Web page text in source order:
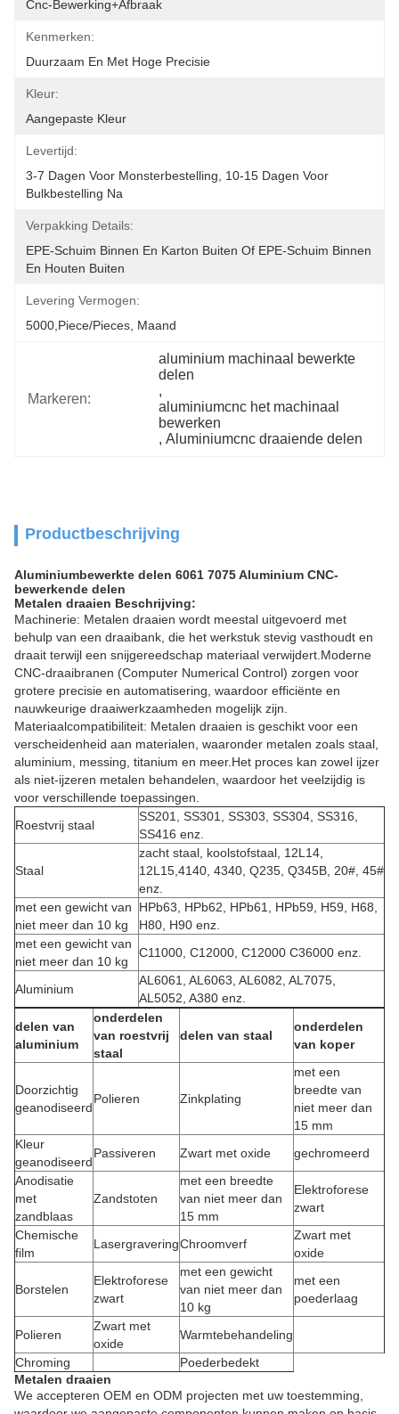
Cnc-Bewerking+afbraak
Kenmerken:
Duurzaam En Met Hoge Precisie
Kleur:
Aangepaste Kleur
Levertijd:
3-7 Dagen Voor Monsterbestelling, 10-15 Dagen Voor
Bulkbestelling Na
Verpakking Details:
EPE-Schuim Binnen En Karton Buiten Of EPE-Schuim Binnen
En Houten Buiten
Levering Vermogen:
5000,Piece/Pieces, Maand
Markeren:
aluminium machinaal bewerkte
delen
,
aluminiumcnc het machinaal
bewerken
, Aluminiumcnc draaiende delen
Productbeschrijving
Aluminiumbewerkte delen 6061 7075 Aluminium CNC-
bewerkende delen
Metalen draaien Beschrijving:
Machinerie: Metalen draaien wordt meestal uitgevoerd met
behulp van een draaibank, die het werkstuk stevig vasthoudt en
draait terwijl een snijgereedschap materiaal verwijdert.Moderne
CNC-draaibranen (Computer Numerical Control) zorgen voor
grotere precisie en automatisering, waardoor efficiënte en
nauwkeurige draaiwerkzaamheden mogelijk zijn.
Materiaalcompatibiliteit: Metalen draaien is geschikt voor een
verscheidenheid aan materialen, waaronder metalen zoals staal,
aluminium, messing, titanium en meer.Het proces kan zowel ijzer
als niet-ijzeren metalen behandelen, waardoor het veelzijdig is
voor verschillende toepassingen.
Roestvrij staal
SS201, SS301, SS303, SS304, SS316,
SS416 enz.
Staal
zacht staal, koolstofstaal, 12L14,
12L15,4140, 4340, Q235, Q345B, 20#, 45#
enz.
met een gewicht van
niet meer dan 10 kg
HPb63, HPb62, HPb61, HPb59, H59, H68,
H80, H90 enz.
met een gewicht van
niet meer dan 10 kg
C11000, C12000, C12000 C36000 enz.
Aluminium
AL6061, AL6063, AL6082, AL7075,
AL5052, A380 enz.
delen van
aluminium
onderdelen
van roestvrij
staal
delen van staal
onderdelen
van koper
Doorzichtig
geanodiseerd
Polieren Zinkplating
met een
breedte van
niet meer dan
15 mm
Kleur
geanodiseerd
Passiveren Zwart met oxide
gechromeerd
Anodisatie
met
zandblaas
Zandstoten
met een breedte
van niet meer dan
15 mm
Elektroforese
zwart
Chemische
film
LasergraveringChroomverf
Zwart met
oxide
Borstelen
Elektroforese
zwart
met een gewicht
van niet meer dan
10 kg
met een
poederlaag
Polieren
Zwart met
oxide
Warmtebehandeling
Chroming
Poederbedekt
Metalen draaien
We accepteren OEM en ODM projecten met uw toestemming,